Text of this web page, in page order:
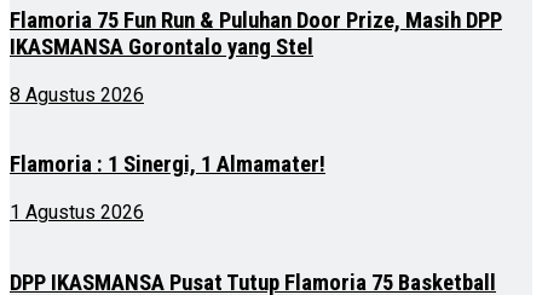
Flamoria 75 Fun Run & Puluhan Door Prize, Masih DPP
IKASMANSA Gorontalo yang Stel
8 Agustus 2026
Flamoria : 1 Sinergi, 1 Almamater!
1 Agustus 2026
DPP IKASMANSA Pusat Tutup Flamoria 75 Basketball